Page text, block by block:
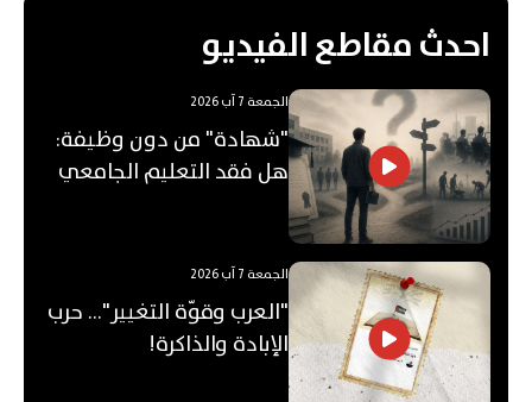
احدث مقاطع الفيديو
الجمعة 7 آب 2026
"شهادة" من دون وظيفة:
هل فقد التعليم الجامعي
الجمعة 7 آب 2026
"العرب وقوّة التغيير"... حرب
الإبادة والذاكرة!